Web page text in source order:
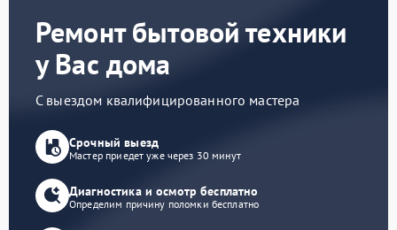
Ремонт бытовой техники
у Вас дома
С выездом квалифицированного мастера
Срочный выезд
Мастер приедет уже через 30 минут
Диагностика и осмотр бесплатно
Определим причину поломки бесплатно